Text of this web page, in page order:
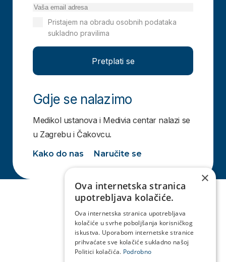
Pretplati se
Pristajem na obradu osobnih podataka
sukladno pravilima
Gdje se nalazimo
Medikol ustanova i Medivia centar nalazi se
u Zagrebu i Čakovcu.
Kako do nas Naručite se
×
Ova internetska stranica
upotrebljava kolačiće.
Ova internetska stranica upotrebljava
kolačiće u svrhe poboljšanja korisničkog
iskustva. Uporabom internetske stranice
prihvaćate sve kolačiće sukladno našoj
Politici kolačića. Podrobno